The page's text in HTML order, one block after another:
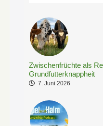
Zwischenfrüchte als
Grundfutterknappheit
7. Juni 2026